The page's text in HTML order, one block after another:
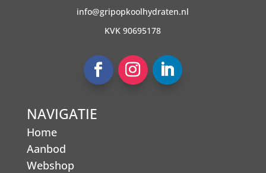
info@gripopkoolhydraten.nl
KVK 90695178
NAVIGATIE
Home
Aanbod
Webshop